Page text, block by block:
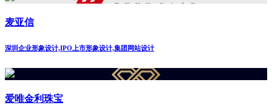
麦亚信
深圳企业形象设计,IPO上市形象设计,集团网站设计
爱唯金利珠宝